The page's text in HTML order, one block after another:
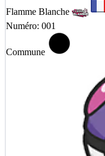
Flamme Blanche
Numéro: 001
Commune